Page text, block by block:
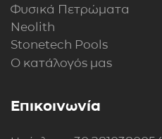
Φυσικά Πετρώματα
Neolith
Stonetech Pools
Ο κατάλογός μας
Επικοινωνία